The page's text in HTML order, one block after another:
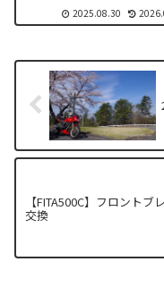
2025.08.30
【FITA500C】フロントブ
交換